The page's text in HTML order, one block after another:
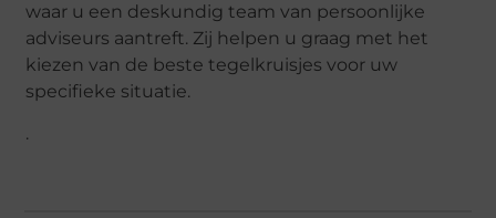
waar u een deskundig team van persoonlijke
adviseurs aantreft. Zij helpen u graag met het
kiezen van de beste tegelkruisjes voor uw
specifieke situatie.
.